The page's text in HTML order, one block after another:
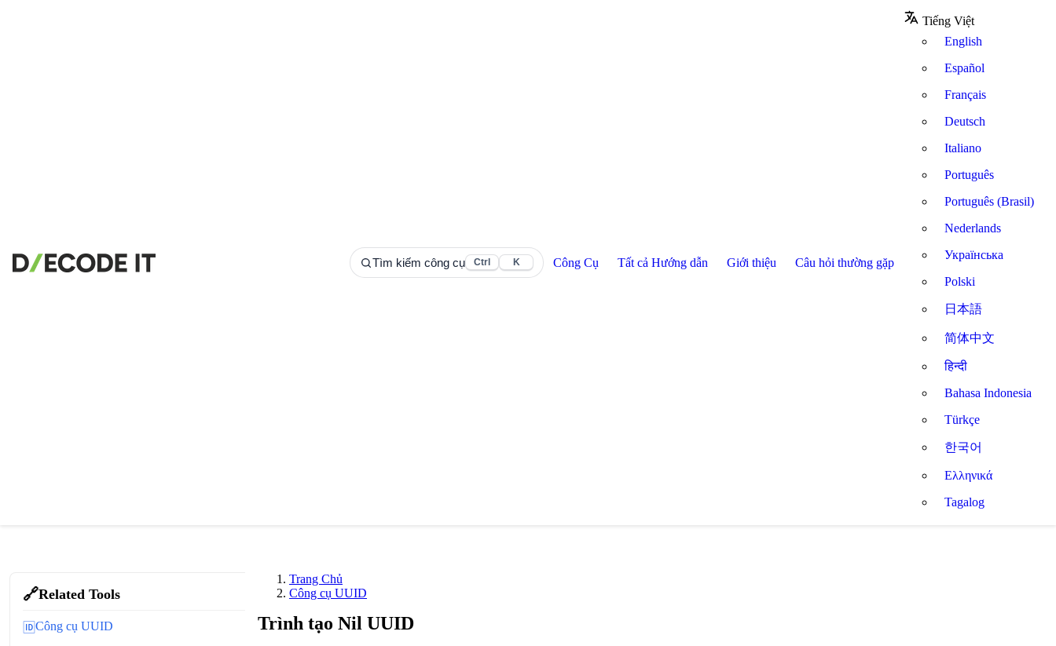
Tìm kiếm công cụ Ctrl K Công Cụ Tất cả Hướng dẫn Giới thiệu Câu hỏi thường gặp
Tiếng Việt
English
Español
Français
Deutsch
Italiano
Português
Português (Brasil)
Nederlands
Українська
Polski
日本語
简体中文
हिन्दी
Bahasa Indonesia
Türkçe
한국어
Ελληνικά
Tagalog
🔗Related Tools
🆔Công cụ UUID
Trang Chủ
Công cụ UUID
Trình tạo Nil UUID